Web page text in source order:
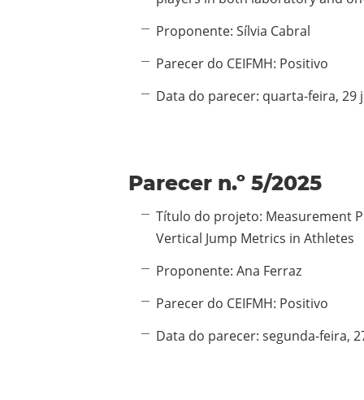
Proponente: Sílvia Cabral
Parecer do CEIFMH: Positivo
Data do parecer: quarta-feira, 29
Parecer n.º 5/2025
Informação adicional:
Título do projeto: Measurement
Vertical Jump Metrics in Athletes
Proponente: Ana Ferraz
Parecer do CEIFMH: Positivo
Data do parecer: segunda-feira,